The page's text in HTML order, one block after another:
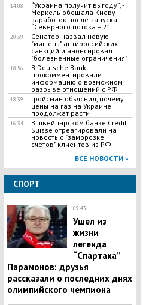
14:08
“Украина получит выгоду”, -
Меркель обещала Киеву
заработок после запуска
“Северного потока – 2”
20:39
Сенатор назвал новую
"мишень" антироссийских
санкций и анонсировал
"болезненные ограничения"
18:56
В Deutsche Bank
прокомментировали
информацию о возможном
разрыве отношений с РФ
18:39
​Гройсман объяснил, почему
цены на газ на Украине
продолжат расти
16:34
В швейцарском банке Credit
Suisse отреагировали на
новость о "заморозке
счетов" клиентов из РФ
ВСЕ НОВОСТИ »
СПОРТ
09:43
Ушел из
жизни
легенда
“Спартака”
Парамонов: друзья
рассказали о последних днях
олимпийского чемпиона